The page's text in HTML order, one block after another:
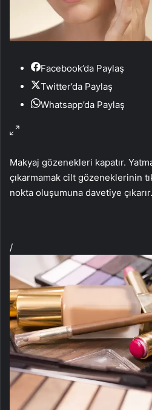
Facebook’da Paylaş
Twitter’da Paylaş
Whatsapp’da Paylaş
Makyaj gözenekleri kapatır.
çıkarmamak cilt gözeneklerinin
nokta oluşumuna davetiye çıkarır.
/